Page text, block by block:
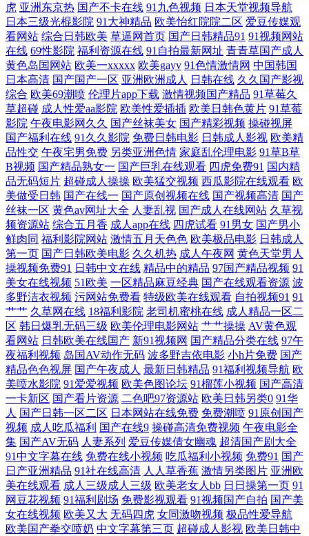
兽王在线观看完 凹凸网址导航 美女视频 欧美海外国产 91精品伦乱入口 九
一在线免费看 午夜激情网站 成人伦强在线看上进入 欧美三级不卡在线播
放 在线观看2828 国产日韩欧美亚洲综合 日韩欧美视频一区二区 91最新网
站 久久天堂影院 午夜激情诱惑福 成人午夜剧场网站 欧美福利的日韩片 一
区二区三区四区蜜桃 国产人妻人伦精品九色威尼斯商人 日韩中文免费视
频 91香蕉在线入口 久久综合一期二期 亚洲aⅴ免费午夜视频 福利在线观看
入口 特视网在线电影大全 不卡视频一区二区 免费看美女的隐私视频 亚洲
日本vs中文字幕 国产在线精品手机影院 亚洲人免费网站网址 精品国产伦
区全集 中文日产无乱码AV在线观 欧美另类日韩综合 中文字幕中文字幕在
线中 蜜桃色情在线观看 亚洲日韩中文高清一区 国产精品久久久久久欧 特
大黑人娇小亚洲女 www91蘑菇 麻豆爱爱网 亚洲国产精品成 国产男同在
日韩精品在线第一页 91欧美在线视频 精品午夜寂寞 午夜试看视频 成人性
爱在线视频 欧美狼友91 亚洲一区在线免费 国产欧美影视视 日韩欧美在线
中文字幕 91免费版九幺 久操精品资源导航 亚洲成人欧美日韩 都市激情亚
欧美日韩视频精 尤物在线精品视频 wwwA片 免费视频精品一 亚洲网站地
址一区二区 国产精品酒店在线 日本一本在 91成全免费看 九九九精品免费
虎 亚洲东京热 国产不卡在线 91九色视频 日本天堂视频导航
日本三级光棍影院 91大神精品 欧美怡红院院二区 爱豆传媒观
看网站 综合日韩欧美 草逼网首页 国产日韩精品91 91视频网站
在线 69性影院 福利资源在线 91自拍最新网址 青青草国产成人
黄色岛国网站 欧美一xxxxx 欧美gayv 91色情激情网 中国韩国
日本高清 国产国产一区 亚洲欧洲成人 日韩在线 久久国产影视
综合 欧美69潮喷 伦理片app下载 激情视频国产精品 91草莓久
草超碰 成人性爱aa影院 欧美性爱插插 欧美日韩色黄片 91草莓
影院 午夜电影网久久 国产丝袜美女 国产精彩视频 操碰视屏
国产福利在线 91久久影院 免费日韩电影 日韩成人影视 欧美精
品性交 午夜宅男免费 另类亚洲色情 家庭乱伦理电影 91草B草
B视频 国产精品熟女一 国产巨乳在线观看 四虎免费91 国内精
品无码短片 超碰成人操操 欧美猛交视频 西瓜影院在线观看 欧
美做受日韩 国产在线一 国产原创视频在线 国产视频高清 国产
丝袜一区 黄色av网址大全 人妻乱视 国产成人在线网站 久草视
频资源站 综合五月香 成人app在线 四虎试看 91男女 国产男小
鲜肉同 福利影院网站 激情五月天色色 欧美极品电影 日韩成人
第一页 国产日韩欧美电影 久久机热 成人午夜网 黄色天堂男人
操视频免费91 日韩中文在线 精品中的精品 97国产精品视频 91
美女在线视频 51欧美 一区精品麻豆经典 国产在线观看资源 波
多野洁衣视频 污网站免费看 特级欧美在线观看 自拍视频91 91
艹艹 久草网在线 18福利影院 老司机蜜桃在线 成人精品一区二
区 韩日爆乳无码三级 欧美伦理电影网站 艹艹操操 AV黄色观
看网站 日韩欧美在线国产 新91视频网 国产精品分类在线 97午
夜福利视频 岛国AV动作无码 波多野吉依电影 小h片免费 国产
精品色色视屏 国产午夜成人 最新日韩精品 91福利视频导航 欧
美喷水影院 91爱爱视频 欧美色图论坛 91榴莲小视频 国产高清
一卡新区 国产看片资源 二色吧97资源站 欧美日韩另类0 91华
人 国产日韩一区二区 日本网站在线免费 免费潮喷 91原创国产
视频 成人吃瓜福利 国产在线9 操碰高清免费视频 午夜电影全
集 国产AV无码 人妻系列 爱豆传媒倩女幽魂 超清国产剧大全
91中文字幕在线 免费在线小视频 吃瓜福利小视频 免费91 国产
日产亚洲精品 91社在线高清 人人草香蕉 激情另类图片 亚洲欧
美在线观看 成人三级成人三级 欧美老女人bb 日日操第一页 91
网豆花视频 91福利剧场 免费影视观看 91视频国产自拍 国产美
女在线视频 欧美又大 无码四虎 女同激吻视频 极品性爱导航
欧美国产拳交喷奶 中文字幕第三页 超碰成人影视 欧美日韩中